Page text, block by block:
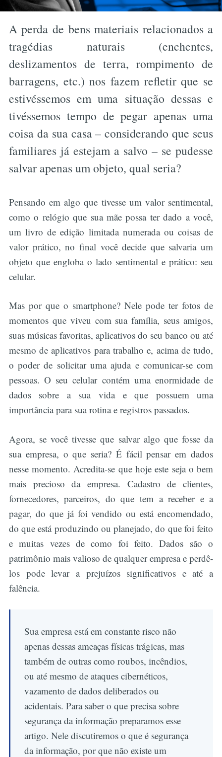
A perda de bens materiais relacionados a
tragédias naturais (enchentes,
deslizamentos de terra, rompimento de
barragens, etc.) nos fazem refletir que se
estivéssemos em uma situação dessas e
tivéssemos tempo de pegar apenas uma
coisa da sua casa – considerando que seus
familiares já estejam a salvo – se pudesse
salvar apenas um objeto, qual seria?
Pensando em algo que tivesse um valor sentimental,
como o relógio que sua mãe possa ter dado a você,
um livro de edição limitada numerada ou coisas de
valor prático, no final você decide que salvaria um
objeto que engloba o lado sentimental e prático: seu
celular.
Mas por que o smartphone? Nele pode ter fotos de
momentos que viveu com sua família, seus amigos,
suas músicas favoritas, aplicativos do seu banco ou até
mesmo de aplicativos para trabalho e, acima de tudo,
o poder de solicitar uma ajuda e comunicar-se com
pessoas. O seu celular contém uma enormidade de
dados sobre a sua vida e que possuem uma
importância para sua rotina e registros passados.
Agora, se você tivesse que salvar algo que fosse da
sua empresa, o que seria? É fácil pensar em dados
nesse momento. Acredita-se que hoje este seja o bem
mais precioso da empresa. Cadastro de clientes,
fornecedores, parceiros, do que tem a receber e a
pagar, do que já foi vendido ou está encomendado,
do que está produzindo ou planejado, do que foi feito
e muitas vezes de como foi feito. Dados são o
patrimônio mais valioso de qualquer empresa e perdê-
los pode levar a prejuízos significativos e até a
falência.
Sua empresa está em constante risco não
apenas dessas ameaças físicas trágicas, mas
também de outras como roubos, incêndios,
ou até mesmo de ataques cibernéticos,
vazamento de dados deliberados ou
acidentais. Para saber o que precisa sobre
segurança da informação preparamos esse
artigo. Nele discutiremos o que é segurança
da informação, por que não existe um